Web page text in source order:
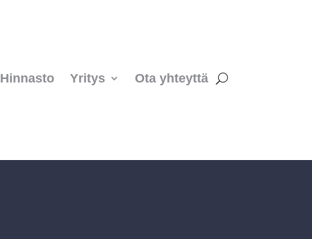
Hinnasto Yritys Ota yhteyttä